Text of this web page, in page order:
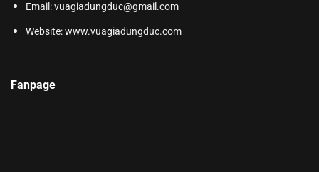
Email: vuagiadungduc@gmail.com
Website:www.vuagiadungduc.com
Fanpage